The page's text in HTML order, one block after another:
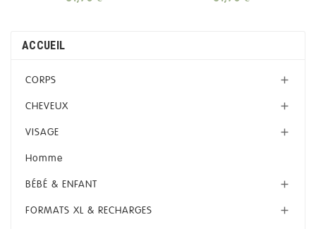
ACCUEIL
CORPS 
CHEVEUX 
VISAGE 
Homme
BÉBÉ & ENFANT 
FORMATS XL & RECHARGES 